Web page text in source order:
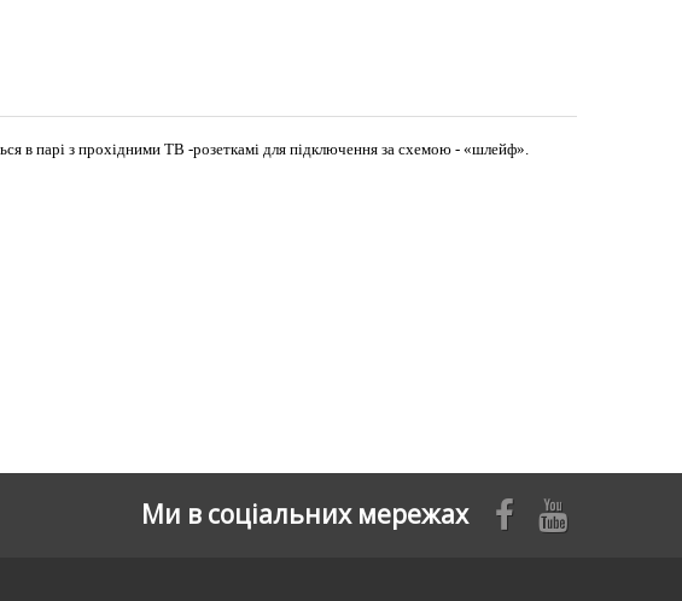
в парі з прохідними ТВ -розеткамі для підключення за схемою - «шлейф».
Ми в соціальних мережах